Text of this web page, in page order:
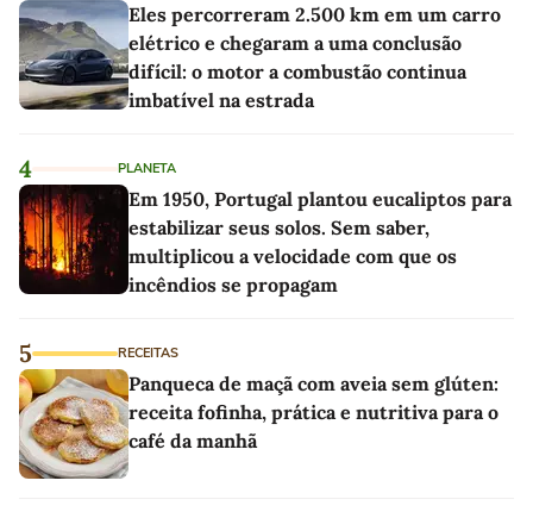
Eles percorreram 2.500 km em um carro
elétrico e chegaram a uma conclusão
difícil: o motor a combustão continua
imbatível na estrada
4 PLANETA
Em 1950, Portugal plantou eucaliptos para
estabilizar seus solos. Sem saber,
multiplicou a velocidade com que os
incêndios se propagam
5 RECEITAS
Panqueca de maçã com aveia sem glúten:
receita fofinha, prática e nutritiva para o
café da manhã